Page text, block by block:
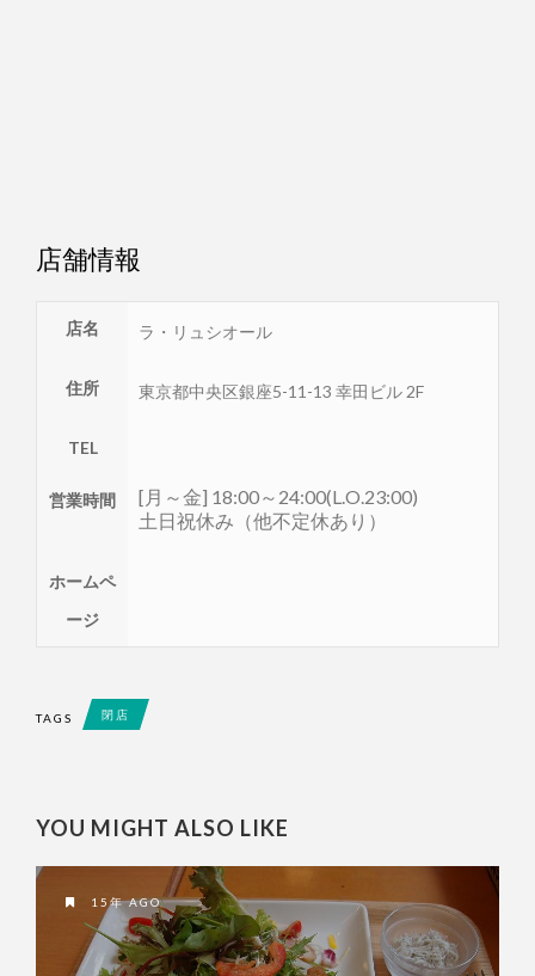
店舗情報
店名 ラ・リュシオール
住所 東京都中央区銀座5-11-13 幸田ビル 2F
TEL
営業時間
[月～金] 18:00～24:00(L.O.23:00)
土日祝休み（他不定休あり）
ホームペ
ージ
TAGS 閉店
YOU MIGHT ALSO LIKE
15年 AGO